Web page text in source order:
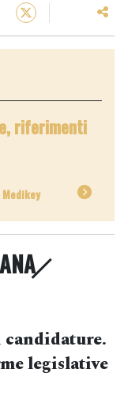
riferimenti
legislative